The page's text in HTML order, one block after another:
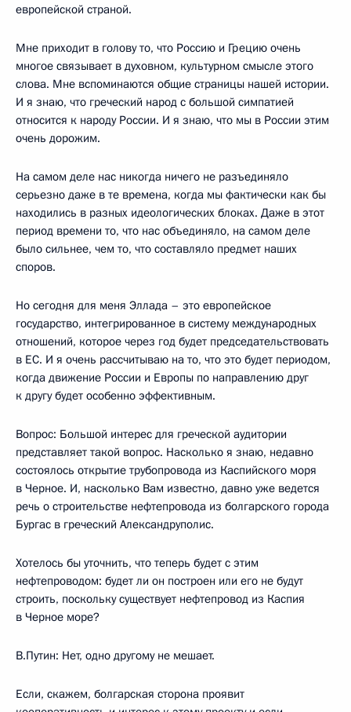
европейской страной.
Мне приходит в голову то, что Россию и Грецию очень
многое связывает в духовном, культурном смысле этого
слова. Мне вспоминаются общие страницы нашей истории.
И я знаю, что греческий народ с большой симпатией
относится к народу России. И я знаю, что мы в России этим
очень дорожим.
На самом деле нас никогда ничего не разъединяло
серьезно даже в те времена, когда мы фактически как бы
находились в разных идеологических блоках. Даже в этот
период времени то, что нас объединяло, на самом деле
было сильнее, чем то, что составляло предмет наших
споров.
Но сегодня для меня Эллада – это европейское
государство, интегрированное в систему международных
отношений, которое через год будет председательствовать
в ЕС. И я очень рассчитываю на то, что это будет периодом,
когда движение России и Европы по направлению друг
к другу будет особенно эффективным.
Вопрос: Большой интерес для греческой аудитории
представляет такой вопрос. Насколько я знаю, недавно
состоялось открытие трубопровода из Каспийского моря
в Черное. И, насколько Вам известно, давно уже ведется
речь о строительстве нефтепровода из болгарского города
Бургас в греческий Александруполис.
Хотелось бы уточнить, что теперь будет с этим
нефтепроводом: будет ли он построен или его не будут
строить, поскольку существует нефтепровод из Каспия
в Черное море?
В.Путин: Нет, одно другому не мешает.
Если, скажем, болгарская сторона проявит